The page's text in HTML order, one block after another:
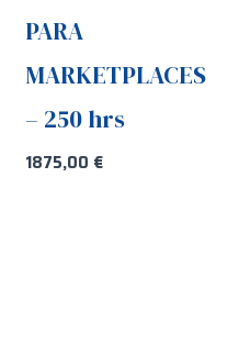
PARA
MARKETPLACES
– 250 hrs
1875,00 €